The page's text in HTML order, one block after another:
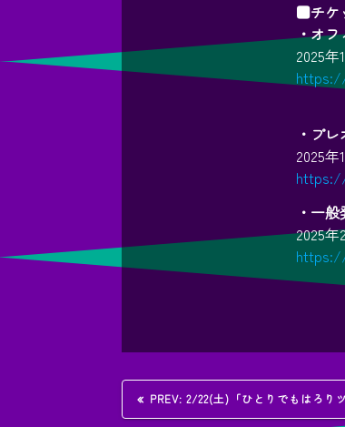
■チケ
・オフ
2025年
・プ
2025年
・一
2025年
投PREV: 過
2/22(土)「ひとりでもはろり